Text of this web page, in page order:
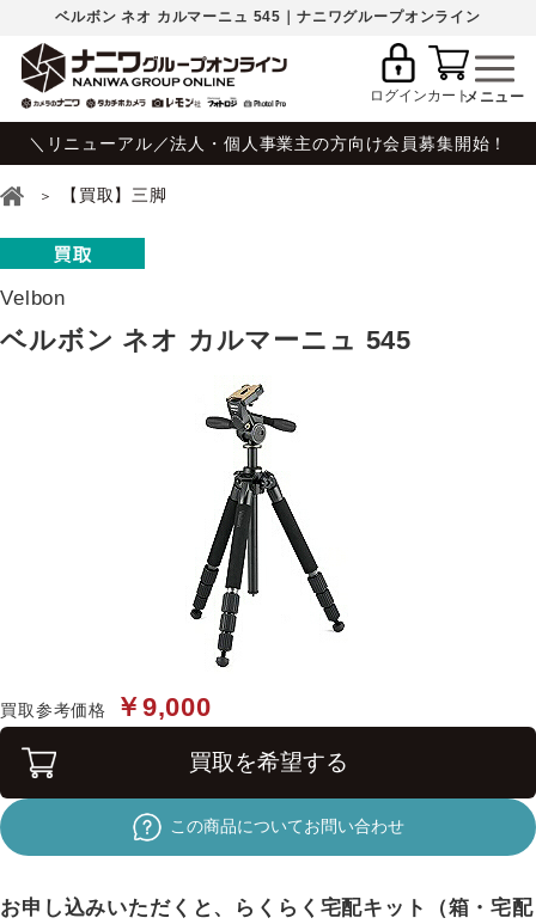
ベルボン ネオ カルマーニュ 545｜ナニワグループオンライン
ログインカート
＼リニューアル／法人・個人事業主の方向け会員募集開始！
【買取】三脚
Velbon
ベルボン ネオ カルマーニュ 545
買取参考価格 ￥9,000
買取を希望する
この商品についてお問い合わせ
お申し込みいただくと、らくらく宅配キット（箱・宅配